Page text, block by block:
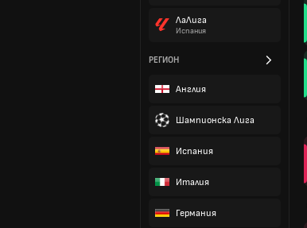
ЛаЛига
Испания
РЕГИОН
Англия
Шампионска Лига
Испания
Италия
Германия